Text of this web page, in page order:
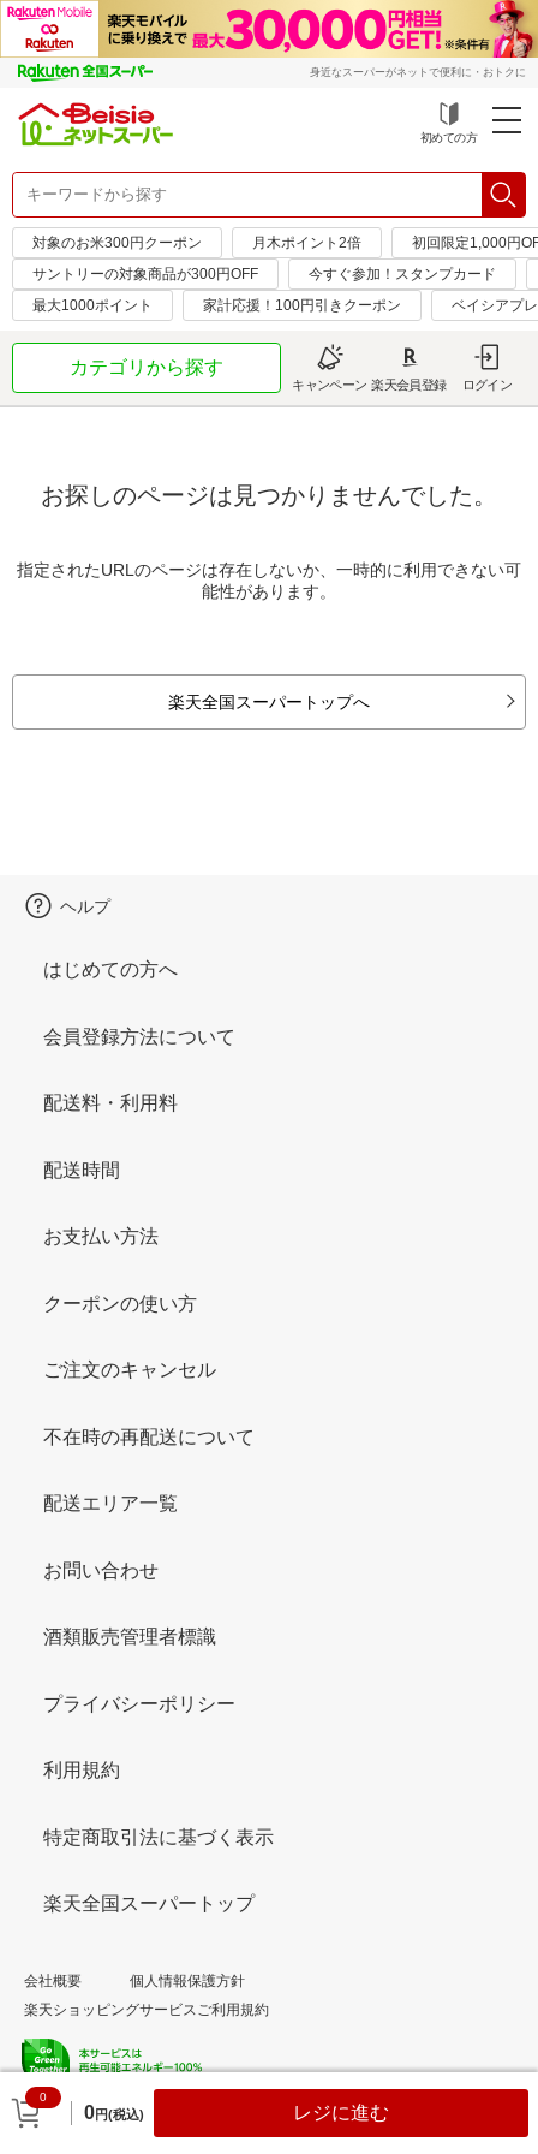
身近なスーパーがネットで便利に・おトクに
初めての方
対象のお米300円クーポン 月木ポイント2倍
初回限定1,000円
サントリーの対象商品が300円OFF
今すぐ参加！スタンプカード
最大1000ポイント
家計応援！100円引きクーポン ベイシアプ
カテゴリから探す
キャンペーン 楽天会員登録 ログイン
お探しのページは見つかりませんでした。
指定されたURLのページは存在しないか、一時的に利用できない可
能性があります。
楽天全国スーパートップへ
0
0円(税込) レジに進む
ヘルプ
はじめての方へ
会員登録方法について
配送料・利用料
配送時間
お支払い方法
クーポンの使い方
ご注文のキャンセル
不在時の再配送について
配送エリア一覧
お問い合わせ
酒類販売管理者標識
プライバシーポリシー
利用規約
特定商取引法に基づく表示
楽天全国スーパートップ
会社概要
個人情報保護方針
楽天ショッピングサービスご利用規約
© Rakuten Group, Inc.